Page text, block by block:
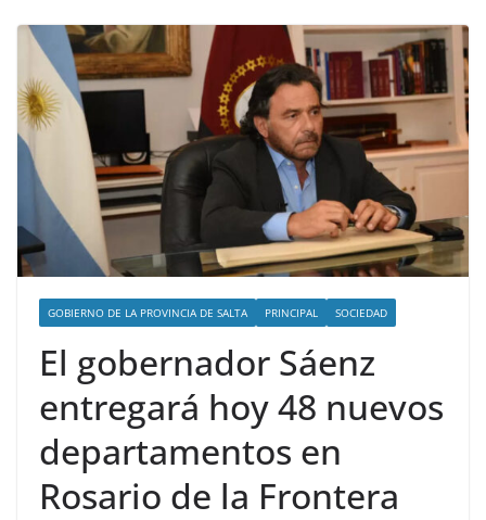
GOBIERNO DE LA PROVINCIA DE SALTA PRINCIPAL SOCIEDAD
El gobernador Sáenz
entregará hoy 48 nuevos
departamentos en
Rosario de la Frontera